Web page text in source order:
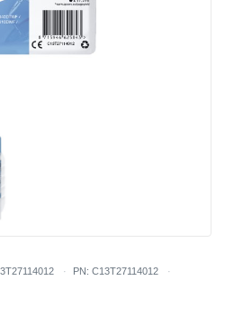
PN: C13T27114012